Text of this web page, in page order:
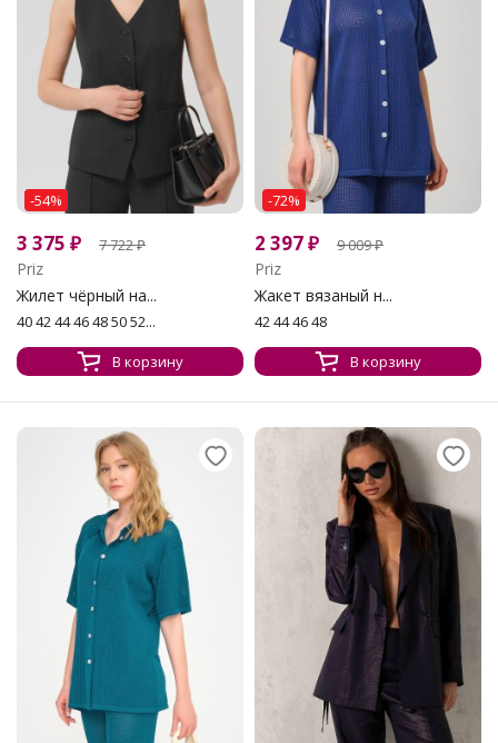
-54%
3 375 ₽ 7 722₽
Priz
Жилет чёрный на...
40 42 44 46 48 50 52...
В корзину
-72%
2 397₽ 9 009₽
Priz
Жакет вязаный н...
42 44 46 48
В корзину